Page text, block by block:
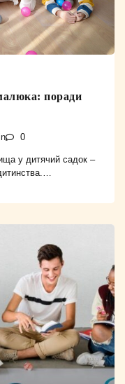
поради
0
у дитячий садок –